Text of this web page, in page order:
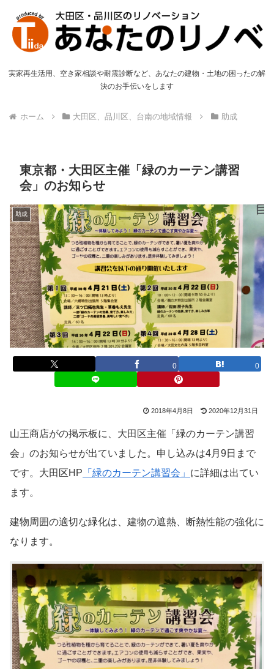
実家再生活用、空き家相談や耐震診断など、あなたの建物・土地の困ったの解
決のお手伝いをします
ホーム 大田区、品川区、台南の地域情報 助成
東京都・大田区主催「緑のカーテン講習
会」のお知らせ
助成
0 0
2018年4月8日 2020年12月31日
山王商店がの掲示板に、大田区主催「緑のカーテン講習
会」のお知らせが出ていました。申し込みは4月9日まで
です。大田区HP 「緑のカーテン講習会」 に詳細は出てい
ます。
建物周囲の適切な緑化は、建物の遮熱、断熱性能の強化に
なります。